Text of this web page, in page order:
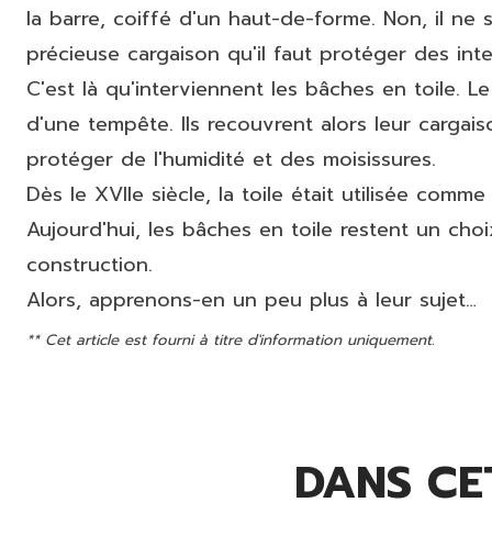
la barre, coiffé d'un haut-de-forme. Non, il ne
précieuse cargaison qu'il faut protéger des
C'est là qu'interviennent les bâches en toile.
d'une tempête. Ils recouvrent alors leur
protéger de l'humidité et des moisissures.
Dès le XVIIe siècle, la toile était utilisée
Aujourd'hui, les bâches en toile restent un
construction.
Alors, apprenons-en un peu plus à leur sujet…
** Cet article est fourni à titre d'information uniquement.
DANS